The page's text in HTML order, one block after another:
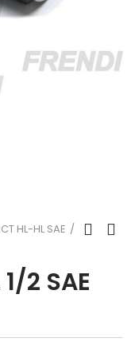
HL-HL SAE
2 SAE